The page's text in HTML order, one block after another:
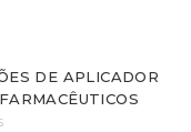
DE APLICADOR